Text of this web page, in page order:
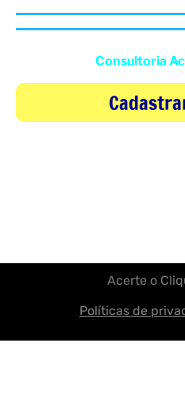
digital
Deixar a gestão de tráfego
Consultoria
Acerte o
Políticas de